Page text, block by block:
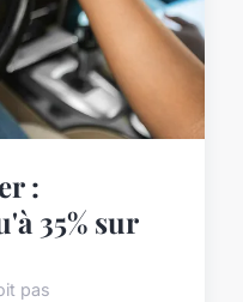
:
35% sur
pas